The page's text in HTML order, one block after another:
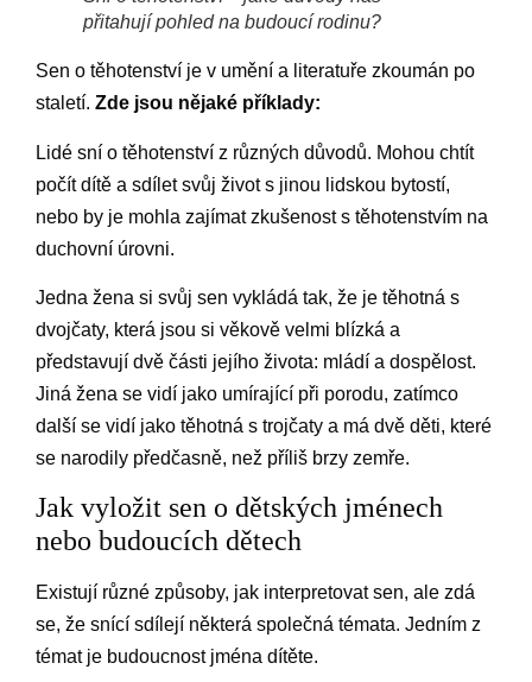
přitahují pohled na budoucí rodinu?
Sen o těhotenství je v umění a literatuře zkoumán po
staletí. Zde jsou nějaké příklady:
Lidé sní o těhotenství z různých důvodů. Mohou chtít
počít dítě a sdílet svůj život s jinou lidskou bytostí,
nebo by je mohla zajímat zkušenost s těhotenstvím na
duchovní úrovni.
Jedna žena si svůj sen vykládá tak, že je těhotná s
dvojčaty, která jsou si věkově velmi blízká a
představují dvě části jejího života: mládí a dospělost.
Jiná žena se vidí jako umírající při porodu, zatímco
další se vidí jako těhotná s trojčaty a má dvě děti, které
se narodily předčasně, než příliš brzy zemře.
Jak vyložit sen o dětských jménech
nebo budoucích dětech
Existují různé způsoby, jak interpretovat sen, ale zdá
se, že snící sdílejí některá společná témata. Jedním z
témat je budoucnost jména dítěte.